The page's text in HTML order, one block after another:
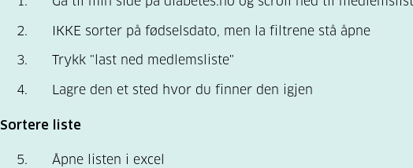
IKKE sorter på fødselsdato, men la filtrene stå åpne
Trykk "last ned medlemsliste"
Lagre den et sted hvor du finner den igjen
Sortere liste
Åpne listen i excel